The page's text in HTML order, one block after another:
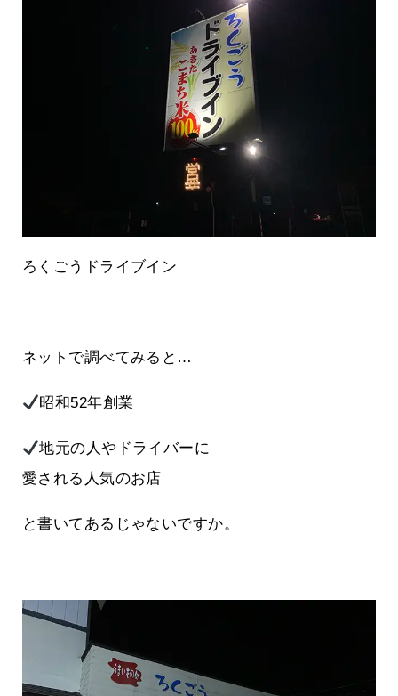
ろくごうドライブイン
ネットで調べてみると…
昭和52年創業
地元の人やドライバーに
愛される人気のお店
と書いてあるじゃないですか。